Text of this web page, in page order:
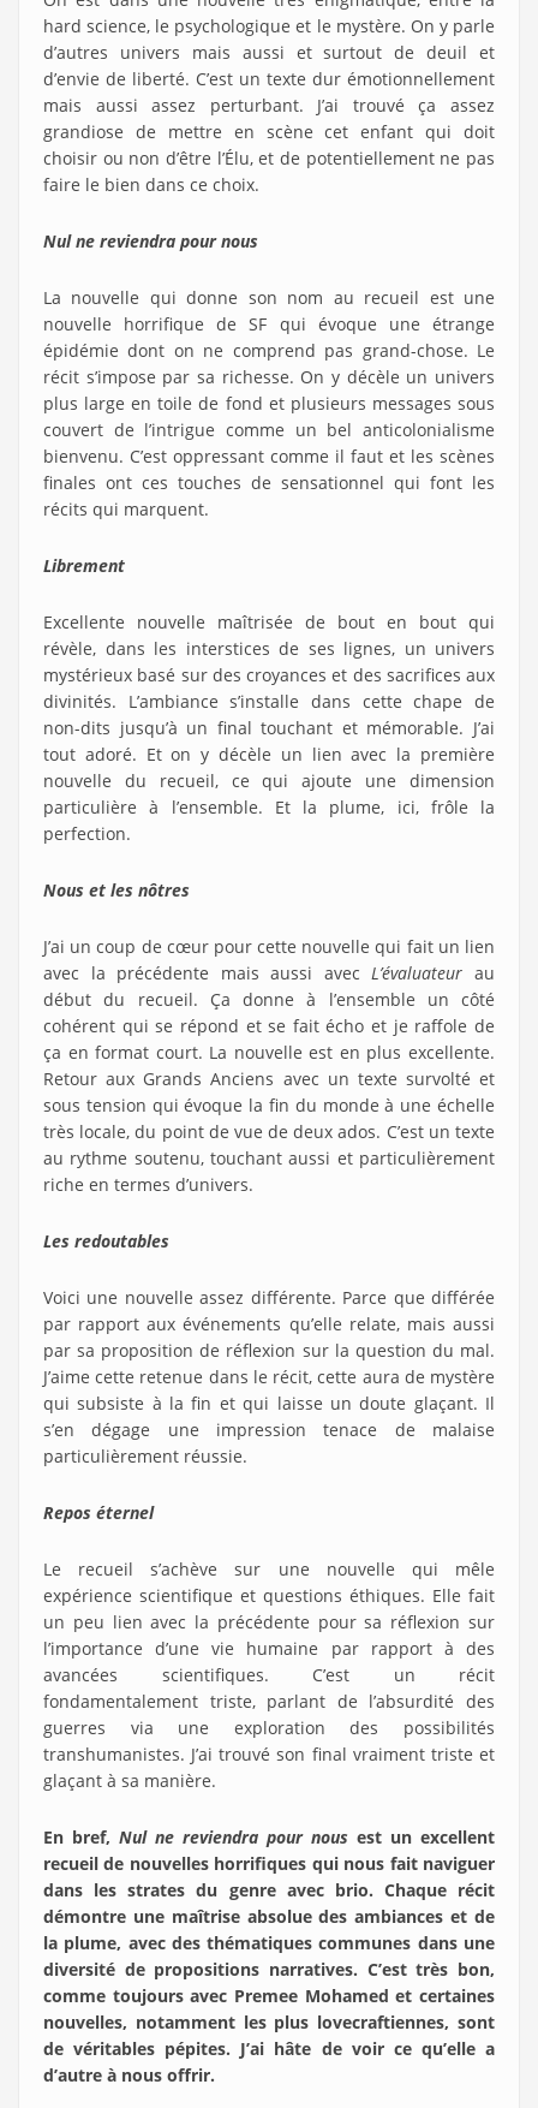
hard science, le psychologique et le mystère. On y parle
d’autres univers mais aussi et surtout de deuil et
d’envie de liberté. C’est un texte dur émotionnellement
mais aussi assez perturbant. J’ai trouvé ça assez
grandiose de mettre en scène cet enfant qui doit
choisir ou non d’être l’Élu, et de potentiellement ne pas
faire le bien dans ce choix.
Nul ne reviendra pour nous
La nouvelle qui donne son nom au recueil est une
nouvelle horrifique de SF qui évoque une étrange
épidémie dont on ne comprend pas grand-chose. Le
récit s’impose par sa richesse. On y décèle un univers
plus large en toile de fond et plusieurs messages sous
couvert de l’intrigue comme un bel anticolonialisme
bienvenu. C’est oppressant comme il faut et les scènes
finales ont ces touches de sensationnel qui font les
récits qui marquent.
Librement
Excellente nouvelle maîtrisée de bout en bout qui
révèle, dans les interstices de ses lignes, un univers
mystérieux basé sur des croyances et des sacrifices aux
divinités. L’ambiance s’installe dans cette chape de
non-dits jusqu’à un final touchant et mémorable. J’ai
tout adoré. Et on y décèle un lien avec la première
nouvelle du recueil, ce qui ajoute une dimension
particulière à l’ensemble. Et la plume, ici, frôle la
perfection.
Nous et les nôtres
J’ai un coup de cœur pour cette nouvelle qui fait un lien
avec la précédente mais aussi avecL’évaluateur au
début du recueil. Ça donne à l’ensemble un côté
cohérent qui se répond et se fait écho et je raffole de
ça en format court. La nouvelle est en plus excellente.
Retour aux Grands Anciens avec un texte survolté et
sous tension qui évoque la fin du monde à une échelle
très locale, du point de vue de deux ados. C’est un texte
au rythme soutenu, touchant aussi et particulièrement
riche en termes d’univers.
Les redoutables
Voici une nouvelle assez différente. Parce que différée
par rapport aux événements qu’elle relate, mais aussi
par sa proposition de réflexion sur la question du mal.
J’aime cette retenue dans le récit, cette aura de mystère
qui subsiste à la fin et qui laisse un doute glaçant. Il
s’en dégage une impression tenace de malaise
particulièrement réussie.
Repos éternel
Le recueil s’achève sur une nouvelle qui mêle
expérience scientifique et questions éthiques. Elle fait
un peu lien avec la précédente pour sa réflexion sur
l’importance d’une vie humaine par rapport à des
avancées scientifiques. C’est un récit
fondamentalement triste, parlant de l’absurdité des
guerres via une exploration des possibilités
transhumanistes. J’ai trouvé son final vraiment triste et
glaçant à sa manière.
En bref, Nul ne reviendra pour nous est un excellent
recueil de nouvelles horrifiques qui nous fait naviguer
dans les strates du genre avec brio. Chaque récit
démontre une maîtrise absolue des ambiances et de
la plume, avec des thématiques communes dans une
diversité de propositions narratives. C’est très bon,
comme toujours avec Premee Mohamed et certaines
nouvelles, notamment les plus lovecraftiennes, sont
de véritables pépites. J’ai hâte de voir ce qu’elle a
d’autre à nous offrir.